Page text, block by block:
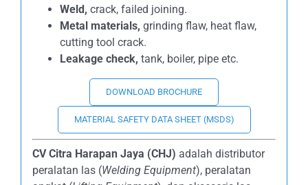
Weld, crack, failed joining.
Metal materials, grinding flaw, heat flaw,
cutting tool crack.
Leakage check, tank, boiler, pipe etc.
DOWNLOAD BROCHURE
MATERIAL SAFETY DATA SHEET (MSDS)
CV Citra Harapan Jaya (CHJ) adalah distributor
peralatan las (Welding Equipment), peralatan